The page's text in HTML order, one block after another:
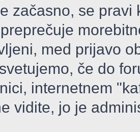
začasno, se pravi
med prijavo
če do
internetnem
vidite, jo je